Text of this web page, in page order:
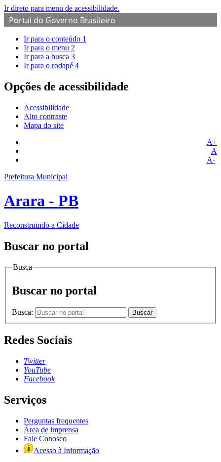
Ir direto para menu de acessibilidade.
Portal do Governo Brasileiro
Ir para o conteúdo 1
Ir para o menu 2
Ir para a busca 3
Ir para o rodapé 4
Opções de acessibilidade
Acessibilidade
Alto contraste
Mapa do site
A+
A
A-
Prefeitura Municipal
Arara - PB
Reconstruindo a Cidade
Buscar no portal
Busca
Buscar no portal
Busca: Buscar
Redes Sociais
Twitter
YouTube
Facebook
Serviços
Perguntas frequentes
Área de imprensa
Fale Conosco
Acesso à Informação